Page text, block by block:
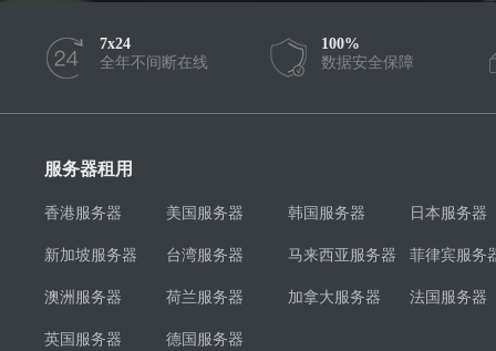
7x24
全年不间断在线
100%
数据安全保障
服务器租用
香港服务器 美国服务器 韩国服务器 日本服务器
新加坡服务器 台湾服务器 马来西亚服务器 菲律宾服务
澳洲服务器 荷兰服务器 加拿大服务器 法国服务器
英国服务器 德国服务器